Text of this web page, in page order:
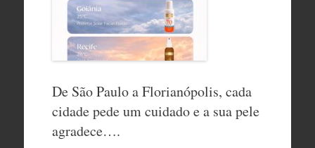
De São Paulo a Florianópolis, cada
cidade pede um cuidado e a sua pele
agradece….